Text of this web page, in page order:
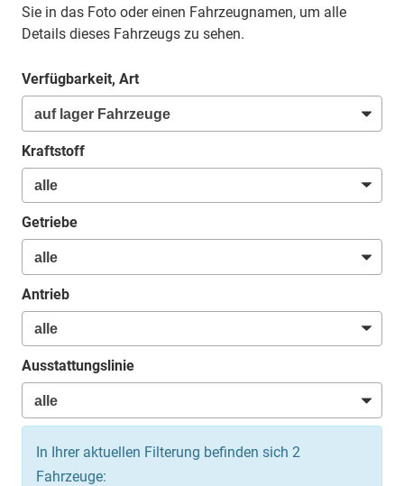
Sie in das Foto oder einen Fahrzeugnamen, um alle
Details dieses Fahrzeugs zu sehen.
Verfügbarkeit, Art
Kraftstoff
Getriebe
Antrieb
Ausstattungslinie
In Ihrer aktuellen Filterung befinden sich 2
Fahrzeuge: